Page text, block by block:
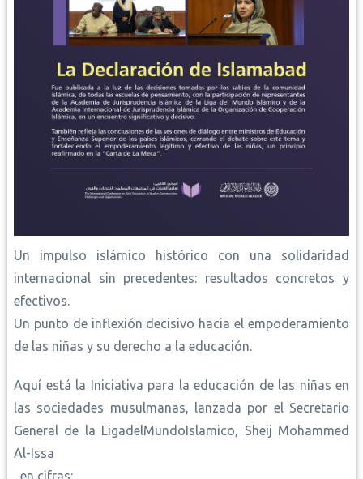
Un impulso islámico histórico con una solidaridad
internacional sin precedentes: resultados concretos y
efectivos.
Un punto de inflexión decisivo hacia el empoderamiento
de las niñas y su derecho a la educación.
Aquí está la Iniciativa para la educación de las niñas en
las sociedades musulmanas, lanzada por el Secretario
General de la LigadelMundoIslamico, Sheij Mohammed
Al-Issa
, en cifras: